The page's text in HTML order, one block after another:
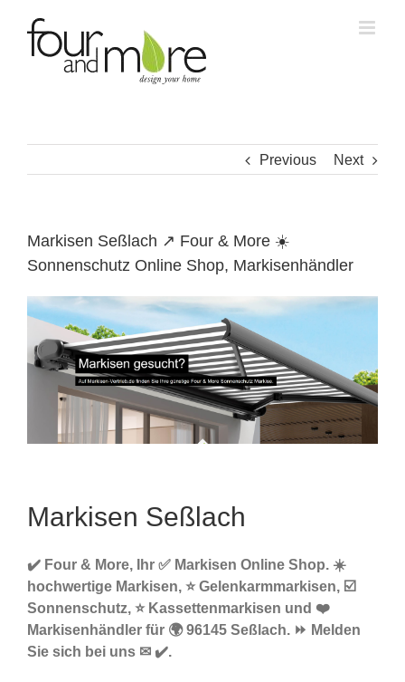
content
Previous Next
Markisen Seßlach ↗️ Four & More ☀️
Sonnenschutz Online Shop, Markisenhändler
Markisen Seßlach
✔️ Four & More, Ihr ✅ Markisen Online Shop. ☀️
hochwertige Markisen, ⭐ Gelenkarmmarkisen, ☑️
Sonnenschutz, ⭐ Kassettenmarkisen und ❤️
Markisenhändler für 🌍 96145 Seßlach. ⏩ Melden
Sie sich bei uns ✉ ✔️.